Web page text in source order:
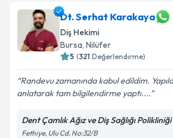
Dt. Serhat Karakaya
Diş Hekimi
Bursa, Nilüfer
5 (321 Değerlendirme)
Randevu zamanında kabul edildim.
anlatarak tam bilgilendirme yaptı....
Dent Çamlık Ağız ve Diş Sağlığı Polikliniği
Fethiye, Ulu Cd. No:32/B